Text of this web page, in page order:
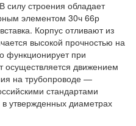
силу строения обладает
элементом 30ч 66р
Корпус отливают из
высокой прочностью на
функционирует при
осуществляется движением
на трубопроводе —
стандартами
в утвержденных диаметрах